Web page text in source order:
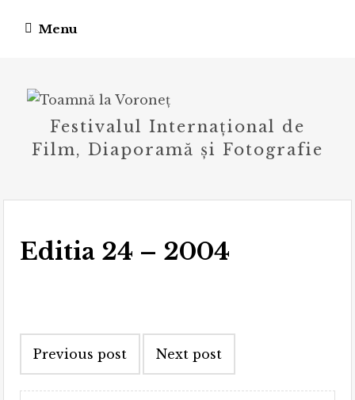
Menu
Festivalul Internațional de
Film, Diaporamă și Fotografie
Editia 24 – 2004
navigation
Previous post Next post